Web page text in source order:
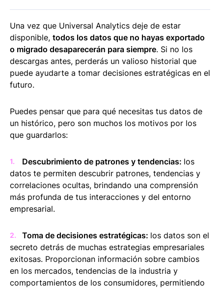
Una vez que Universal Analytics deje de estar
disponible, todos los datos que no hayas exportado
o migrado desaparecerán para siempre. Si no los
descargas antes, perderás un valioso historial que
puede ayudarte a tomar decisiones estratégicas en el
futuro.
Puedes pensar que para qué necesitas tus datos de
un histórico, pero son muchos los motivos por los
que guardarlos:
Descubrimiento de patrones y tendencias: los
datos te permiten descubrir patrones, tendencias y
correlaciones ocultas, brindando una comprensión
más profunda de tus interacciones y del entorno
empresarial.
Toma de decisiones estratégicas: los datos son el
secreto detrás de muchas estrategias empresariales
exitosas. Proporcionan información sobre cambios
en los mercados, tendencias de la industria y
comportamientos de los consumidores, permitiendo